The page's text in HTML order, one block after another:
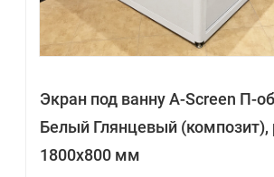
Экран под ванну A-Screen П-
Белый Глянцевый (композит),
1800х800 мм